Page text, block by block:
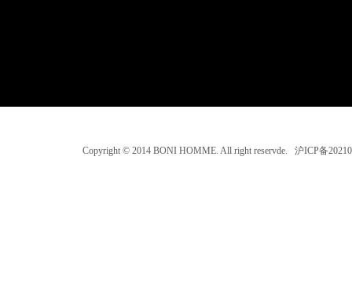
Copyright © 2014 BONI HOMME. All right reservde. 沪ICP备